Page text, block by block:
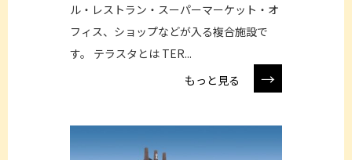
ル・レストラン・スーパーマーケット・オ
フィス、ショップなどが入る複合施設で
す。 テラスタとは TER...
もっと見る
→